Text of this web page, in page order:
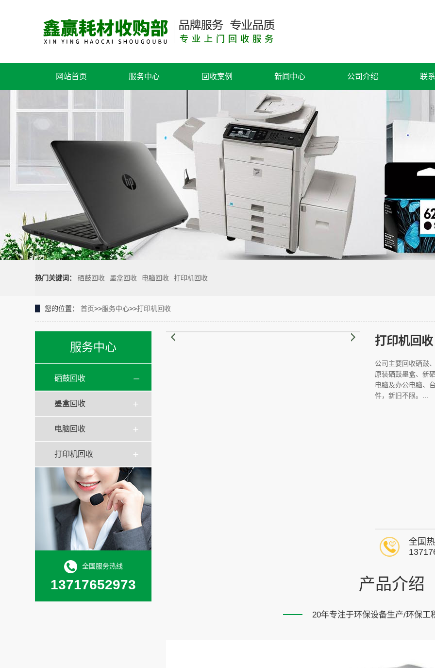
网站首页 服务中心 回收案例 新闻中心 公司介绍 联
热门关键词： 硒鼓回收 墨盒回收 电脑回收 打印机回收
您的位置： 首页>>服务中心>>打印机回收
服务中心
硒鼓回收
墨盒回收
电脑回收
打印机回收
全国服务热线
13717652973
打印机回收
公司主要回收硒鼓
原装硒鼓墨盒、新
电脑及办公电脑、
件，新旧不限。...
全国
产品介绍
20年专注于环保设备生产/环保工